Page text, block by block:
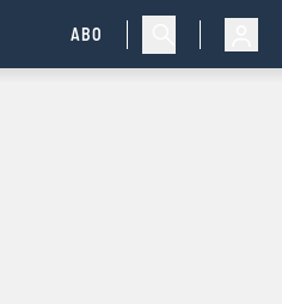
ABO